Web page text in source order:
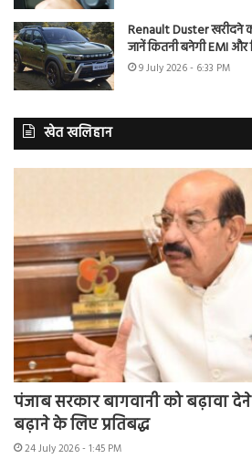
Renault Duster खरीदने
जानें कितनी बनेगी EMI और
9 July 2026 - 6:33 PM
खेत खलिहान
पंजाब सरकार बागवानी को बढ़ावा
बढ़ाने के लिए प्रतिबद्ध
24 July 2026 - 1:45 PM